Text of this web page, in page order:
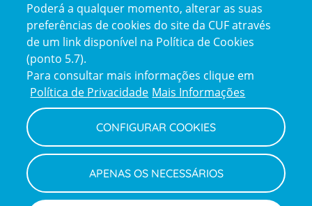
Reclamações
e
elogios
Policy
Política de Privacidade e Cookies
Termos e Condições
Declaração de Acessibilidade
Canal de Denúncias
Informações legais
Poderá a qualquer momento, alterar as suas
preferências de cookies do site da CUF através
de um link disponível na Política de Cookies
(ponto 5.7).
Para consultar mais informações clique em
Política de Privacidade Mais Informações
CONFIGURAR COOKIES
APENAS OS NECESSÁRIOS